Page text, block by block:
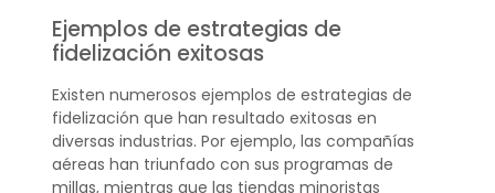
Ejemplos de estrategias de
fidelización exitosas
Existen numerosos ejemplos de estrategias de
fidelización que han resultado exitosas en
diversas industrias. Por ejemplo, las compañías
aéreas han triunfado con sus programas de
millas, mientras que las tiendas minoristas